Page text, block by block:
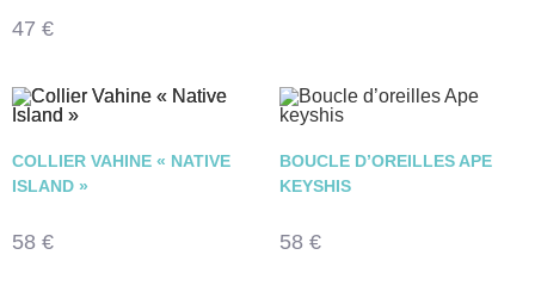
47 €
COLLIER VAHINE « NATIVE
ISLAND »
58 €
BOUCLE D’OREILLES APE
KEYSHIS
58 €